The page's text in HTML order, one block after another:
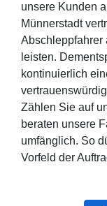
unsere Kunden
Münnerstadt
Abschleppfahrer
leisten.
kontinuierlich
Zählen Sie auf
beraten unsere
umfänglich. So
Vorfeld der